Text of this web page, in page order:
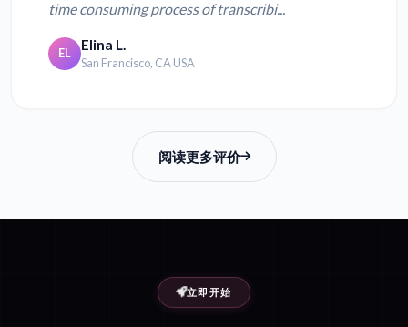
time consuming process of transcribi...
EL Elina L.
San Francisco, CA USA
阅读更多评价
立即开始